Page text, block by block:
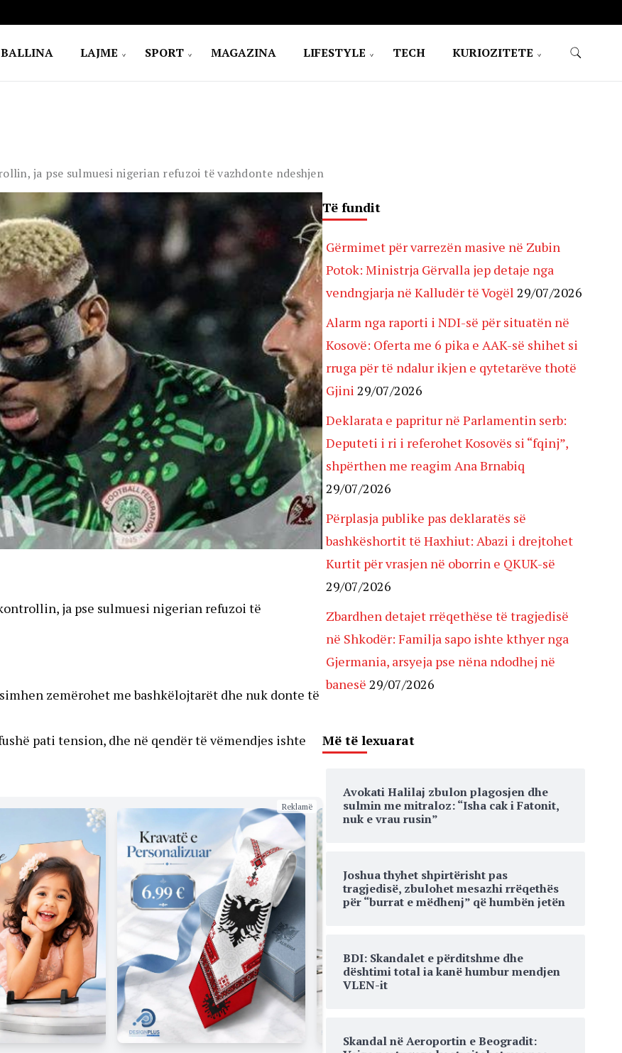
BALLINA LAJME SPORT MAGAZINA LIFESTYLE TECH KURIOZITETE
ja pse sulmuesi nigerian refuzoi të vazhdonte ndeshjen
ja pse sulmuesi nigerian refuzoi të
zemërohet me bashkëlojtarët dhe nuk donte të
pati tension, dhe në qendër të vëmendjes ishte
Reklamë
Të fundit
Gërmimet për varrezën masive në Zubin
Potok: Ministrja Gërvalla jep detaje nga
vendngjarja në Kalludër të Vogël 29/07/2026
Alarm nga raporti i NDI-së për situatën në
Kosovë: Oferta me 6 pika e AAK-së shihet si
rruga për të ndalur ikjen e qytetarëve thotë
Gjini 29/07/2026
Deklarata e papritur në Parlamentin serb:
Deputeti i ri i referohet Kosovës si “fqinj”,
shpërthen me reagim Ana Brnabiq
29/07/2026
Përplasja publike pas deklaratës së
bashkëshortit të Haxhiut: Abazi i drejtohet
Kurtit për vrasjen në oborrin e QKUK-së
29/07/2026
Zbardhen detajet rrëqethëse të tragjedisë
në Shkodër: Familja sapo ishte kthyer nga
Gjermania, arsyeja pse nëna ndodhej në
banesë 29/07/2026
Më të lexuarat
Avokati Halilaj zbulon plagosjen dhe
sulmin me mitraloz: “Isha cak i Fatonit,
nuk e vrau rusin”
Joshua thyhet shpirtërisht pas
tragjedisë, zbulohet mesazhi rrëqethës
për “burrat e mëdhenj” që humbën jetën
BDI: Skandalet e përditshme dhe
dështimi total ia kanë humbur mendjen
VLEN-it
Skandal në Aeroportin e Beogradit: